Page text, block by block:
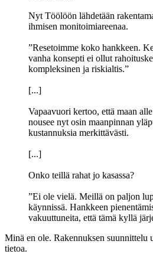
Nyt Töölöön lähdetään
ihmisen monitoimiareenaa.
”Resetoimme koko hankkeen.
vanha konsepti ei ollut
kompleksinen ja riskialtis.”
[...]
Vapaavuori kertoo, että maan
nousee nyt osin maanpinnan
kustannuksia merkittävästi.
[...]
Onko teillä rahat jo kasassa?
”Ei ole vielä. Meillä on paljon
käynnissä. Hankkeen
vakuuttuneita, että tämä kyllä
Minä en ole. Rakennuksen suunnittelu
tietoa.